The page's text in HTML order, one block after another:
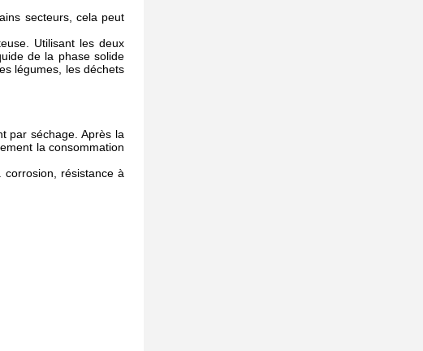
secteurs, cela peut
Utilisant les deux
de la phase solide
légumes, les déchets
par séchage. Après la
la consommation
résistance à